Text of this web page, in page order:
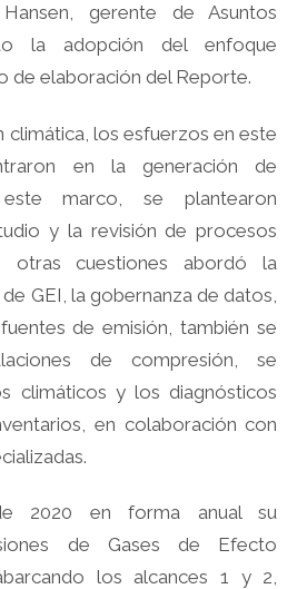
gerente de Asuntos
la adopción del enfoque
de elaboración del Reporte.
climática, los esfuerzos en este
en la generación de
marco, se plantearon
y la revisión de procesos
otras cuestiones abordó la
GEI, la gobernanza de datos,
de emisión, también se
de compresión, se
climáticos y los diagnósticos
en colaboración con
2020 en forma anual su
de Gases de Efecto
los alcances 1 y 2,